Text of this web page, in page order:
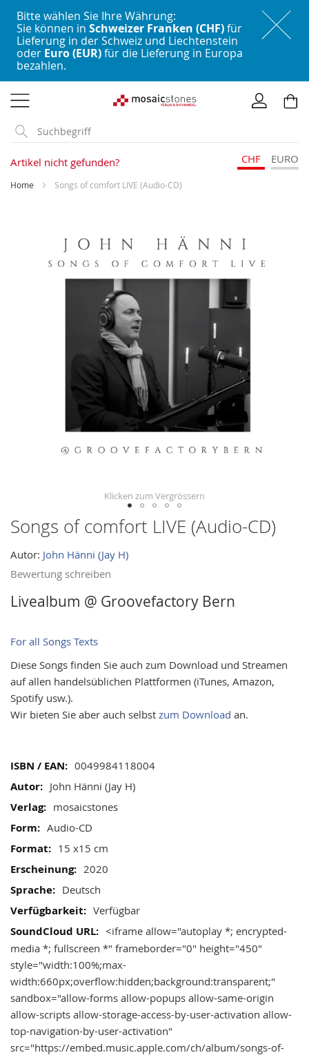
Bitte wählen Sie Ihre Währung:
Sie können in Schweizer Franken (CHF)für
Lieferung in der Schweiz und Liechtenstein
oder Euro (EUR)für die Lieferung in Europa
bezahlen.
zum
Inhalt
Artikel nicht gefunden? CHF EURO
Home Songs of comfort LIVE (Audio-CD)
Songs of comfort LIVE (Audio-CD)
Autor: John Hänni (Jay H)
Bewertung schreiben
Livealbum @ Groovefactory Bern
For all Songs Texts
Diese Songs finden Sie auch zum Download und Streamen
auf allen handelsüblichen Plattformen (iTunes, Amazon,
Spotify usw.).
Wir bieten Sie aber auch selbst zum Download an.
Mehr
Informationen
0049984118004
John Hänni (Jay H)
mosaicstones
Audio-CD
15 x15 cm
2020
Deutsch
Verfügbar
<iframe allow="autoplay *; encrypted-
media *; fullscreen *" frameborder="0" height="450"
style="width:100%;max-
width:660px;overflow:hidden;background:transparent;"
sandbox="allow-forms allow-popups allow-same-origin
allow-scripts allow-storage-access-by-user-activation allow-
top-navigation-by-user-activation"
src="https://embed.music.apple.com/ch/album/songs-of-
Skip
the
beginning
the
gallery